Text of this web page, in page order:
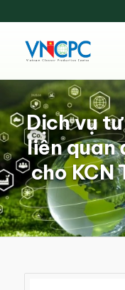
Dịch vụ
liên quan
cho KCN